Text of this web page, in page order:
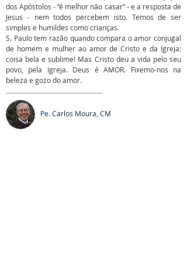
dos Apóstolos - “é melhor não casar” - e a resposta de
Jesus - nem todos percebem isto. Temos de ser
simples e humildes como crianças.
S. Paulo tem razão quando compara o amor conjugal
de homem e mulher ao amor de Cristo e da Igreja:
coisa bela e sublime! Mas Cristo deu a vida pelo seu
povo, pela Igreja. Deus é AMOR. Fixemo-nos na
beleza e gozo do amor.
Pe. Carlos Moura, CM